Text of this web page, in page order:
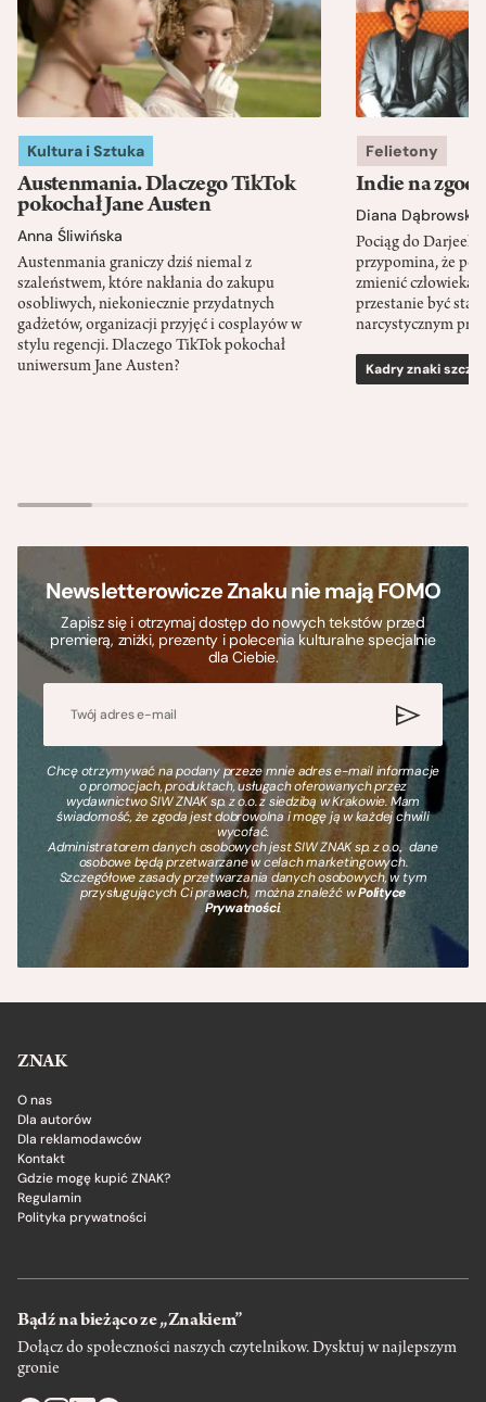
Kultura i Sztuka
Austenmania. Dlaczego TikTok
pokochał Jane Austen
Anna Śliwińska
Austenmania graniczy dziś niemal z
szaleństwem, które nakłania do zakupu
osobliwych, niekoniecznie przydatnych
gadżetów, organizacji przyjęć i cosplayów w
stylu regencji. Dlaczego TikTok pokochał
uniwersum Jane Austen?
Felietony
Indie na
Diana Dąbrowska
Pociąg do
przypomina, że
zmienić człowieka
przestanie być
narcystycznym
Kadry znaki
Newsletterowicze Znaku nie mają FOMO
Zapisz się i otrzymaj dostęp do nowych tekstów przed
premierą, zniżki, prezenty i polecenia kulturalne specjalnie
dla Ciebie.
Chcę otrzymywać na podany przeze mnie adres e-mail informacje
o promocjach, produktach, usługach oferowanych przez
wydawnictwo SIW ZNAK sp. z o.o. z siedzibą w Krakowie. Mam
świadomość, że zgoda jest dobrowolna i mogę ją w każdej chwili
wycofać.
Administratorem danych osobowych jest SIW ZNAK sp. z o.o., dane
osobowe będą przetwarzane w celach marketingowych.
Szczegółowe zasady przetwarzania danych osobowych, w tym
przysługujących Ci prawach, można znaleźć wPolityce
Prywatności.
ZNAK
O nas
Dla autorów
Dla reklamodawców
Kontakt
Gdzie mogę kupić ZNAK?
Regulamin
Polityka prywatności
Bądź na bieżąco ze „Znakiem”
Dołącz do społeczności naszych czytelnikow. Dysktuj w najlepszym
gronie